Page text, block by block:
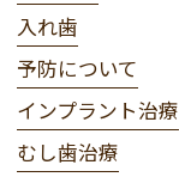
入れ歯
予防について
インプラント治療
むし歯治療